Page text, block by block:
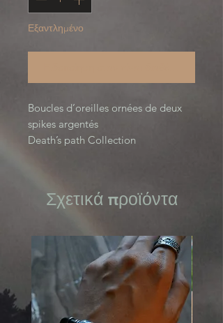
Εξαντλημένο
Boucles d’oreilles ornées de deux
spikes argentés
Death’s path Collection
Σχετικά προϊόντα